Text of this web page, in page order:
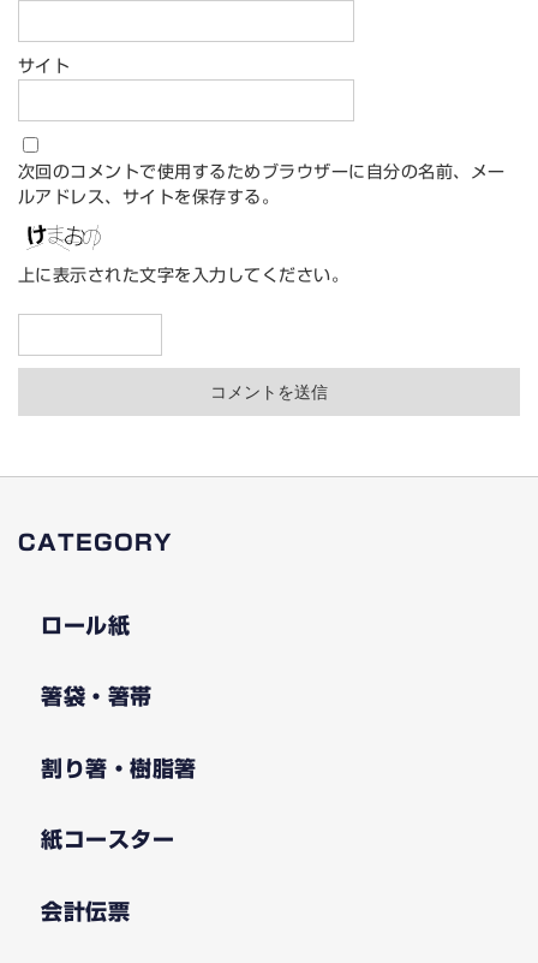
サイト
次回のコメントで使用するためブラウザーに自分の名前、メー
ルアドレス、サイトを保存する。
上に表示された文字を入力してください。
CATEGORY
ロール紙
箸袋・箸帯
割り箸・樹脂箸
紙コースター
会計伝票